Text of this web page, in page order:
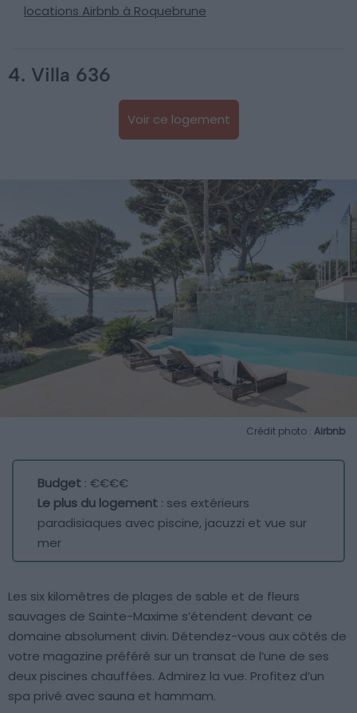
locations Airbnb à Roquebrune
4. Villa 636
Voir ce logement
Crédit photo : Airbnb
Budget : €€€€
Le plus du logement : ses extérieurs
paradisiaques avec piscine, jacuzzi et vue sur
mer
Les six kilomètres de plages de sable et de fleurs
sauvages de Sainte-Maxime s’étendent devant ce
domaine absolument divin. Détendez-vous aux côtés de
votre magazine préféré sur un transat de l’une de ses
deux piscines chauffées. Admirez la vue. Profitez d’un
spa privé avec sauna et hammam.